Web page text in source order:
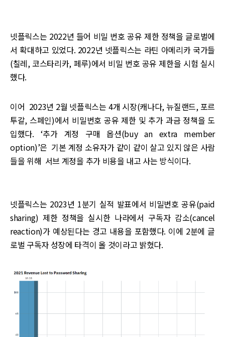
넷플릭스는 2022년 들어 비밀 번호 공유 제한 정책을 글로벌에
서 확대하고 있었다. 2022년 넷플릭스는 라틴 아메리카 국가들
(칠레, 코스타리카, 페루)에서 비밀 번호 공유 제한을 시험 실시
했다.
이어 2023년 2월 넷플릭스는 4개 시장(캐나다, 뉴질랜드, 포르
투갈, 스페인)에서 비밀번호 공유 제한 및 추가 과금 정책을 도
입했다. ‘추가 계정 구매 옵션(buy an extra member
option)’은 기본 계정 소유자가 같이 같이 살고 있지 않은 사람
들을 위해 서브 계정을 추가 비용을 내고 사는 방식이다.
넷플릭스는 2023년 1분기 실적 발표에서 비밀번호 공유(paid
sharing) 제한 정책을 실시한 나라에서 구독자 감소(cancel
reaction)가 예상된다는 경고 내용을 포함했다. 이에 2분에 글
로벌 구독자 성장에 타격이 올 것이라고 밝혔다.